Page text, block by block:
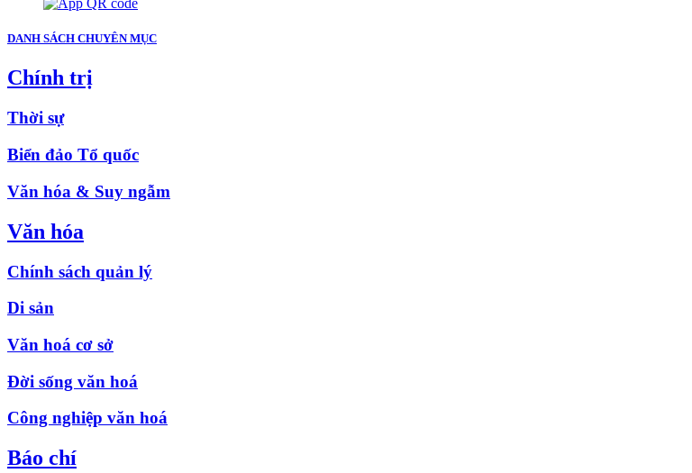
DANH SÁCH CHUYÊN MỤC
Chính trị
Thời sự
Biển đảo Tổ quốc
Văn hóa & Suy ngẫm
Văn hóa
Chính sách quản lý
Di sản
Văn hoá cơ sở
Đời sống văn hoá
Công nghiệp văn hoá
Báo chí